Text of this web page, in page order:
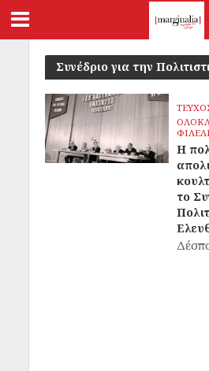
Συνέδριο για την
Η
το